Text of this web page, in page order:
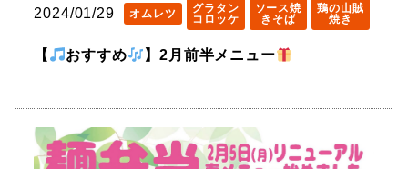
2024/01/29 オムレツ
グラタン
コロッケ
ソース焼
きそば
鶏の山賊
焼き
【 おすすめ 】2月前半メニュー